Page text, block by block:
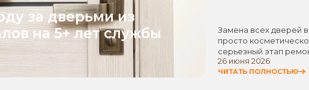
за дверьми из
на 5+ лет службы
Замена всех дверей
просто
серьезный этап
26 июня 2026
ЧИТАТЬ ПОЛНОСТЬЮ